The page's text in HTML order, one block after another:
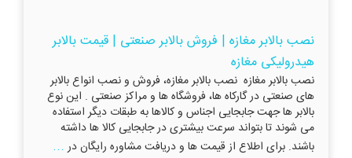
نصب بالابر مغازه | فروش بالابر صنعتی | قیمت بالابر
هیدرولیکی مغازه
نصب بالابر مغازه نصب بالابر مغازه، فروش و نصب انواع بالابر
های صنعتی در گارکاه ها، فروشگاه ها و مراکز صنعتی . این نوع
بالابر ها جهت جابجایی اجناس و کالاها به طبقات دیگر استفاده
می شوند تا بتواند سرعت بیشتری در جابجایی کالا ها داشته
باشند. برای اطلاع از قیمت ها و دریافت مشاوره رایگان در ...